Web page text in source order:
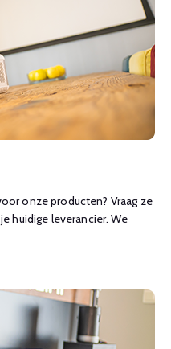
onze producten? Vraag ze
huidige leverancier. We